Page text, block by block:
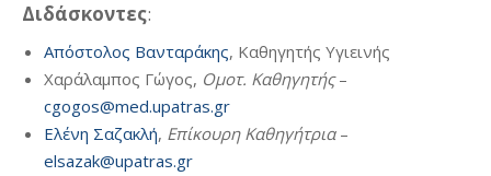
Διδάσκοντες:
Απόστολος Βανταράκης, Καθηγητής Υγιεινής
Χαράλαμπος Γώγος, Ομοτ. Καθηγητής–
cgogos@med.upatras.gr
Ελένη Σαζακλή, Επίκουρη Καθηγήτρια–
elsazak@upatras.gr